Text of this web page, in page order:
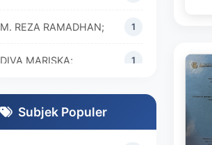
M. REZA RAMADHAN; 1
DIVA MARISKA; 1
Subjek Populer